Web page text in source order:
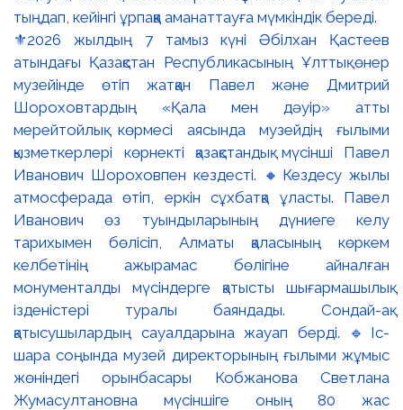
⚜️2026 жылдың 7 тамыз күні Әбілхан Қастеев
атындағы Қазақстан Республикасының Ұлттық өнер
музейінде өтіп жатқан Павел және Дмитрий
Шороховтардың «Қала мен дәуір» атты
мерейтойлық көрмесі аясында музейдің ғылыми
қызметкерлері көрнекті қазақстандық мүсінші Павел
Иванович Шороховпен кездесті. 🔸Кездесу жылы
атмосферада өтіп, еркін сұхбатқа ұласты. Павел
Иванович өз туындыларының дүниеге келу
тарихымен бөлісіп, Алматы қаласының көркем
келбетінің ажырамас бөлігіне айналған
монументалды мүсіндерге қатысты шығармашылық
ізденістері туралы баяндады. Сондай-ақ
қатысушылардың сауалдарына жауап берді. 🔹Іс-
шара соңында музей директорының ғылыми жұмыс
жөніндегі орынбасары Кобжанова Светлана
Жумасултановна мүсіншіге оның 80 жас